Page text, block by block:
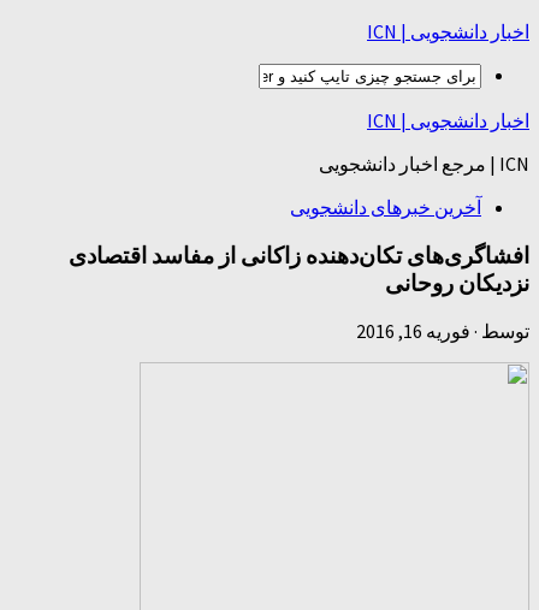
اخبار دانشجویی | ICN
اخبار دانشجویی | ICN
ICN | مرجع اخبار دانشجویی
آخرین خبرهای دانشجویی
افشاگری‌های تکان‌دهنده زاکانی از مفاسد اقتصادی
نزدیکان روحانی
توسط · فوریه 16, 2016